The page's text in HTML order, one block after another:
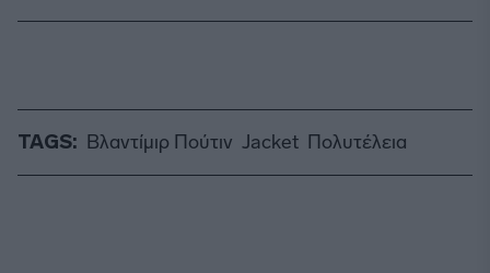
TAGS: Βλαντίμιρ Πούτιν Jacket Πολυτέλεια